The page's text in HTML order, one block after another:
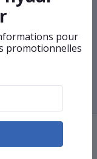
TP-Link
›
pour
promotionnelles